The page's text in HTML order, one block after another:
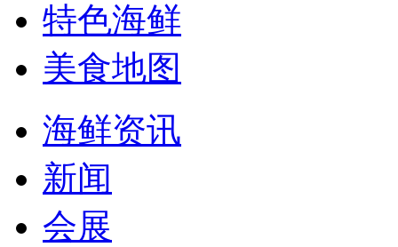
特色海鲜
美食地图
海鲜资讯
新闻
会展